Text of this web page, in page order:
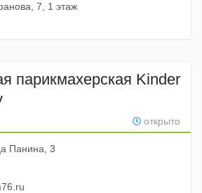
7, 1 этаж
парикмахерская Kinder
открыто
Панина, 3